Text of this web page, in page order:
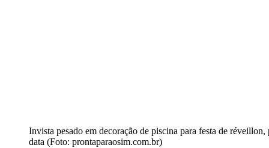
Invista pesado em decoração de piscina para festa de
data (Foto: prontaparaosim.com.br)